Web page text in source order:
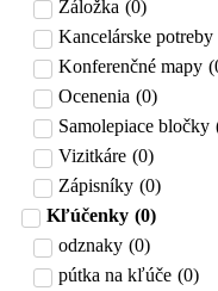
Záložka (0)
Kancelárske potreby
Konferenčné mapy (
Ocenenia (0)
Samolepiace bločky
Vizitkáre (0)
Zápisníky (0)
Kľúčenky (0)
odznaky (0)
pútka na kľúče (0)